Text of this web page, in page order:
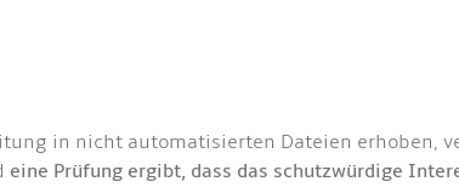
in nicht automatisierten Dateien erhoben,
eine Prüfung ergibt, dass das schutzwürdige